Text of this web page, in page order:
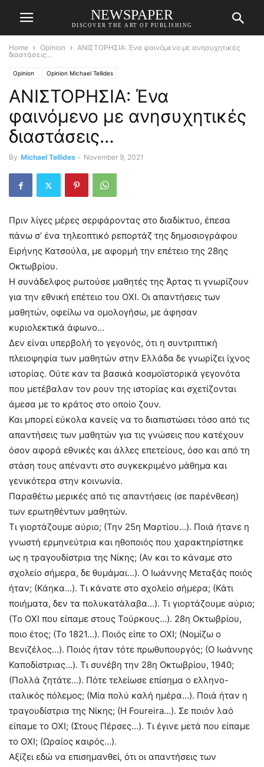
NEWSPAPER
DISCOVER THE ART OF PUBLISHING
Home Opinion
ΑΝΙΣΤΟΡΗΣΙΑ: Ένα φαινόμενο με ανησυχητικές
διαστάσεις…
Opinion Opinion Michael Tellides
ΑΝΙΣΤΟΡΗΣΙΑ: Ένα
φαινόμενο με ανησυχητικές
διαστάσεις…
By Michael Tellides - November 9, 2021
Πριν λίγες μέρες σερφάροντας στο διαδίκτυο, έπεσα
πάνω σ’ ένα τηλεοπτικό ρεπορτάζ της δημοσιογράφου
Ειρήνης Κατσούλα, με αφορμή την επέτειο της 28ης
Οκτωβρίου.
Η συνάδελφος ρωτούσε μαθητές της Άρτας τι γνωρίζουν
για την εθνική επέτειο του ΟΧΙ. Οι απαντήσεις των
μαθητών, οφείλω να ομολογήσω, με άφησαν
κυριολεκτικά άφωνο…
Δεν είναι υπερβολή το γεγονός, ότι η συντριπτική
πλειοψηφία των μαθητών στην Ελλάδα δε γνωρίζει ίχνος
ιστορίας. Ούτε καν τα βασικά κοσμοϊστορικά γεγονότα
που μετέβαλαν τον ρουν της ιστορίας και σχετίζονται
άμεσα με το κράτος στο οποίο ζουν.
Και μπορεί εύκολα κανείς να το διαπιστώσει τόσο από τις
απαντήσεις των μαθητών για τις γνώσεις που κατέχουν
όσον αφορά εθνικές και άλλες επετείους, όσο και από τη
στάση τους απέναντι στο συγκεκριμένο μάθημα και
γενικότερα στην κοινωνία.
Παραθέτω μερικές από τις απαντήσεις (σε παρένθεση)
των ερωτηθέντων μαθητών.
Τι γιορτάζουμε αύριο; (Την 25η Μαρτίου…). Ποιά ήτανε η
γνωστή ερμηνεύτρια και ηθοποιός που χαρακτηρίστηκε
ως η τραγουδίστρια της Νίκης; (Αν και το κάναμε στο
σχολείο σήμερα, δε θυμάμαι…). Ο Ιωάννης Μεταξάς ποιός
ήταν; (Κάηκα…). Τι κάνατε στο σχολείο σήμερα; (Κάτι
ποιήματα, δεν τα πολυκατάλαβα…). Τι γιορτάζουμε αύριο;
(Το ΟΧΙ που είπαμε στους Τούρκους…). 28η Οκτωβρίου,
ποιο έτος; (Το 1821…). Ποιός είπε το ΟΧΙ; (Νομίζω ο
Βενιζέλος…). Ποιός ήταν τότε πρωθυπουργός; (Ο Ιωάννης
Καποδίστριας…). Τι συνέβη την 28η Οκτωβρίου, 1940;
(Πολλά ζητάτε…). Πότε τελείωσε επίσημα ο ελληνο-
ιταλικός πόλεμος; (Μία πολύ καλή ημέρα…). Ποιά ήταν η
τραγουδίστρια της Νίκης; (Η Foureira…). Σε ποιόν λαό
είπαμε το ΟΧΙ; (Στους Πέρσες…). Τι έγινε μετά που είπαμε
το ΟΧΙ; (Ωραίος καιρός…).
Αξίζει εδώ να επισημανθεί, ότι οι απαντήσεις των